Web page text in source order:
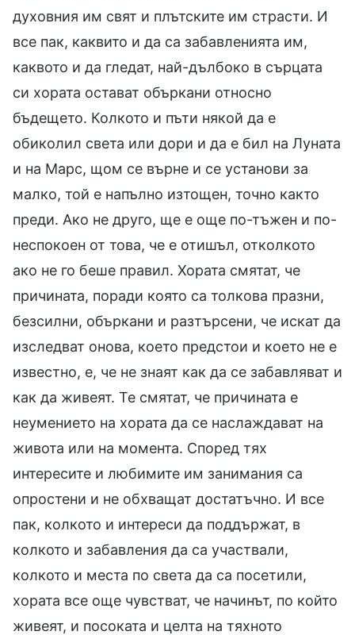
духовния им свят и плътските им страсти. И
все пак, каквито и да са забавленията им,
каквото и да гледат, най-дълбоко в сърцата
си хората остават объркани относно
бъдещето. Колкото и пъти някой да е
обиколил света или дори и да е бил на Луната
и на Марс, щом се върне и се установи за
малко, той е напълно изтощен, точно както
преди. Ако не друго, ще е още по-тъжен и по-
неспокоен от това, че е отишъл, отколкото
ако не го беше правил. Хората смятат, че
причината, поради която са толкова празни,
безсилни, объркани и разтърсени, че искат да
изследват онова, което предстои и което не е
известно, е, че не знаят как да се забавляват и
как да живеят. Те смятат, че причината е
неумението на хората да се наслаждават на
живота или на момента. Според тях
интересите и любимите им занимания са
опростени и не обхващат достатъчно. И все
пак, колкото и интереси да поддържат, в
колкото и забавления да са участвали,
колкото и места по света да са посетили,
хората все още чувстват, че начинът, по който
живеят, и посоката и целта на тяхното